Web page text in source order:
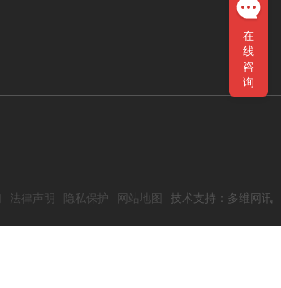
法律声明 隐私保护 网站地图 技术支持：多维网讯
在
线
咨
询